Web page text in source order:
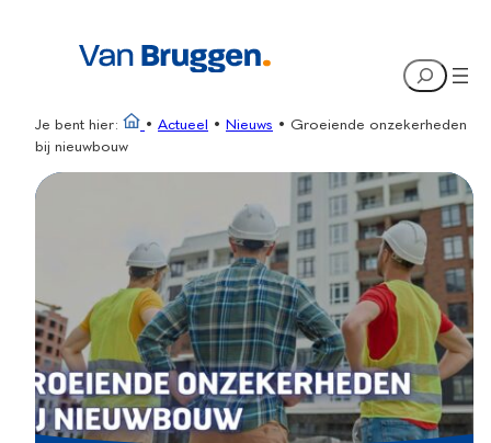
Search
Je bent hier: • Actueel • Nieuws • Groeiende onzekerheden
bij nieuwbouw